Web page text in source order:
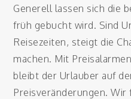
Generell lassen sich die
früh gebucht wird. Sind
Reisezeiten, steigt die
machen. Mit
bleibt der Urlauber auf
Preisveränderungen. Wir